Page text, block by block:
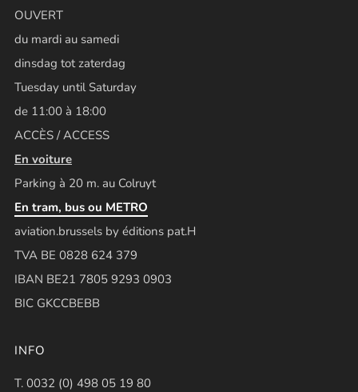
OUVERT
du mardi au samedi
dinsdag tot zaterdag
Tuesday until Saturday
de 11:00 à 18:00
ACCÈS / ACCESS
En voiture
Parking à 20 m. au Colruyt
En tram, bus ou METRO
aviation.brussels by éditions pat.H
TVA BE 0828 624 379
IBAN BE21 7805 9293 0903
BIC GKCCBEBB
INFO
T. 0032 (0) 498 05 19 80